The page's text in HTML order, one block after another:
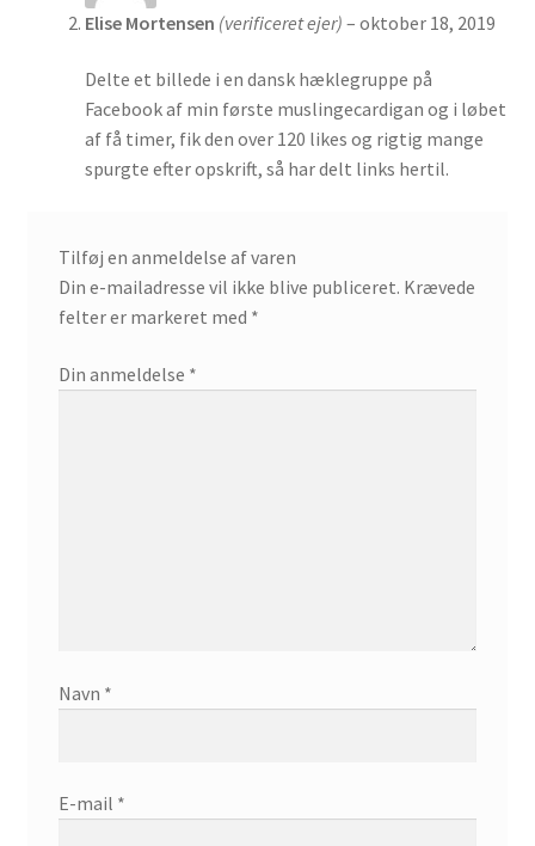
Elise Mortensen (verificeret ejer) – oktober 18, 2019
Delte et billede i en dansk hæklegruppe på
Facebook af min første muslingecardigan og i løbet
af få timer, fik den over 120 likes og rigtig mange
spurgte efter opskrift, så har delt links hertil.
Tilføj en anmeldelse af varen
Din e-mailadresse vil ikke blive publiceret. Krævede
felter er markeret med *
Din anmeldelse *
Navn *
E-mail *